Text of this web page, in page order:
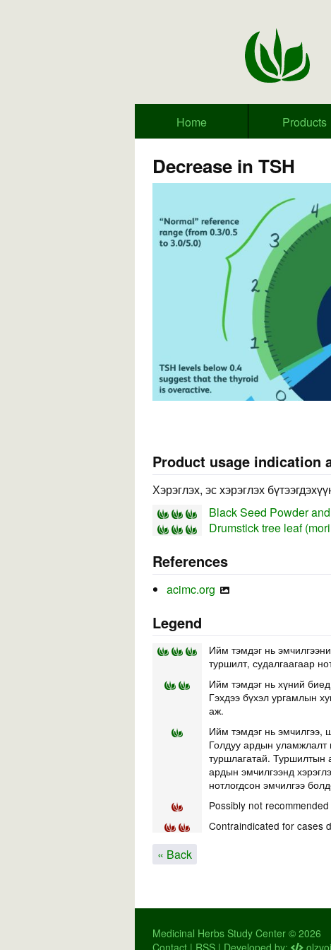
Home Products
Decrease in TSH
Product usage indication
Хэрэглэх, эс хэрэглэх
Black Seed Powder
Drumstick tree leaf
References
acimc.org
Legend
Ийм тэмдэг нь
туршилт, судалгаагаар
Ийм тэмдэг нь хүний биед
Гэхдээ бүхэл ургамлын
аж.
Ийм тэмдэг нь эмчилгээ,
Голдуу ардын уламжлалт
туршлагатай. Туршилтын
ардын эмчилгээнд
нотлогдсон эмчилгээ
Possibly not
Contraindicated for cases
« Back
Medicinal Herbs Study Center © 2026